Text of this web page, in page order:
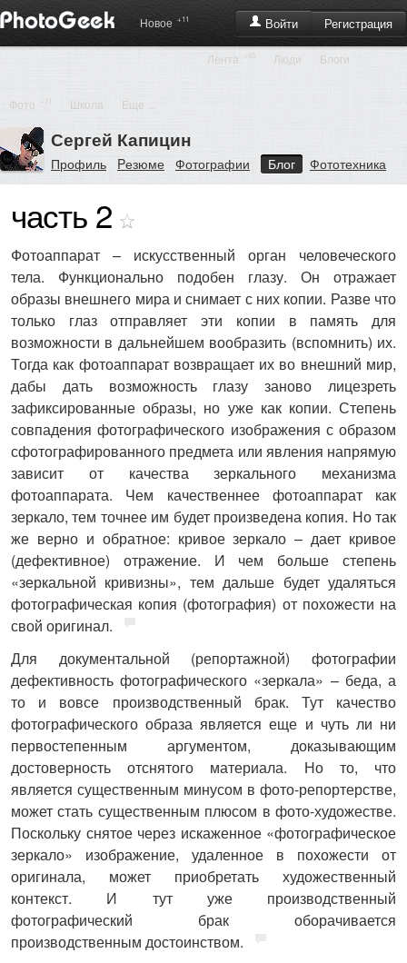
Войти Регистрация
Новое +11
Лента +45 Люди Блоги
Фото Школа Еще ...
Сергей Капицин
Профиль Pезюме Фотографии Блог Фототехника
часть 2
Фотоаппарат – искусственный орган человеческого
тела. Функционально подобен глазу. Он отражает
образы внешнего мира и снимает с них копии. Разве что
только глаз отправляет эти копии в память для
возможности в дальнейшем вообразить (вспомнить) их.
Тогда как фотоаппарат возвращает их во внешний мир,
дабы дать возможность глазу заново лицезреть
зафиксированные образы, но уже как копии. Степень
совпадения фотографического изображения с образом
сфотографированного предмета или явления напрямую
зависит от качества зеркального механизма
фотоаппарата. Чем качественнее фотоаппарат как
зеркало, тем точнее им будет произведена копия. Но так
же верно и обратное: кривое зеркало – дает кривое
(дефективное) отражение. И чем больше степень
«зеркальной кривизны», тем дальше будет удаляться
фотографическая копия (фотография) от похожести на
свой оригинал.
Для документальной (репортажной) фотографии
дефективность фотографического «зеркала» – беда, а
то и вовсе производственный брак. Тут качество
фотографического образа является еще и чуть ли ни
первостепенным аргументом, доказывающим
достоверность отснятого материала. Но то, что
является существенным минусом в фото-репортерстве,
может стать существенным плюсом в фото-художестве.
Поскольку снятое через искаженное «фотографическое
зеркало» изображение, удаленное в похожести от
оригинала, может приобретать художественный
контекст. И тут уже производственный
фотографический брак оборачивается
производственным достоинством.